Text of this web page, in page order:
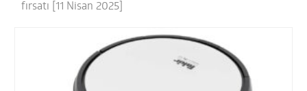
fırsatı [11 Nisan 2025]